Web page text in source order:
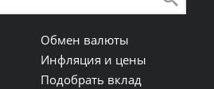
Обмен валюты
Инфляция и цены
Подобрать вклад